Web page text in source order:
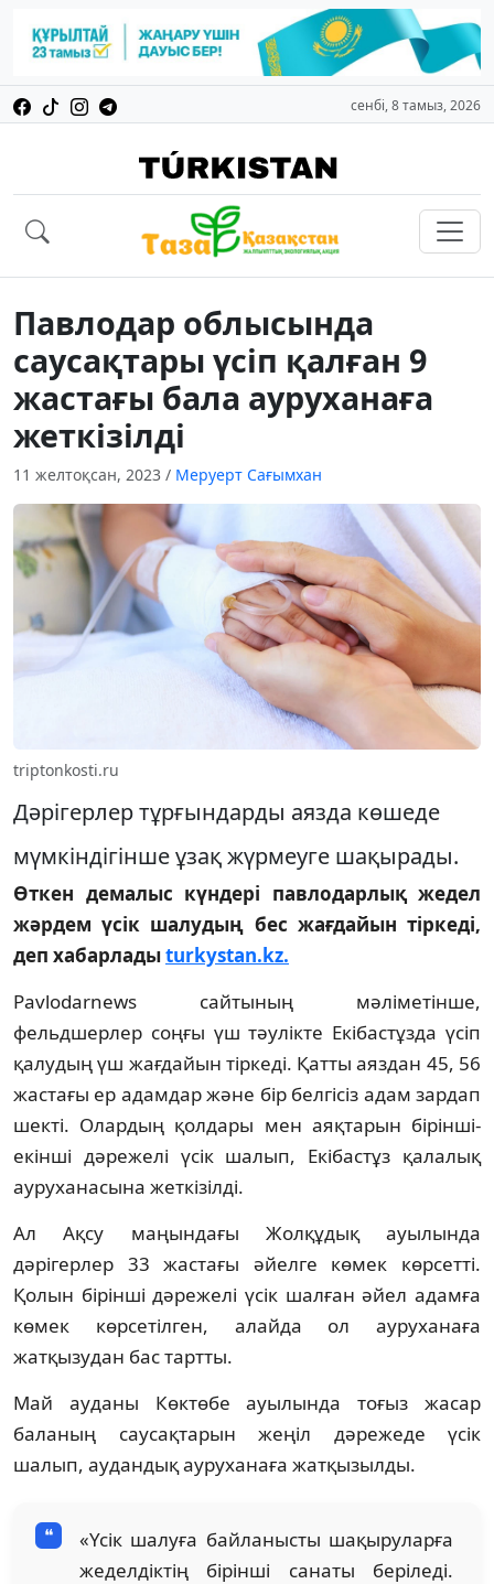
сенбі, 8 тамыз, 2026
Павлодар облысында
саусақтары үсіп қалған 9
жастағы бала ауруханаға
жеткізілді
11 желтоқсан, 2023 / Меруерт Сағымхан
triptonkosti.ru
Дәрігерлер тұрғындарды аязда көшеде
мүмкіндігінше ұзақ жүрмеуге шақырады.
Өткен демалыс күндері павлодарлық жедел
жәрдем үсік шалудың бес жағдайын тіркеді,
деп хабарладыturkystan.kz.
Рavlodarnews сайтының мәліметінше,
фельдшерлер соңғы үш тәулікте Екібастұзда үсіп
қалудың үш жағдайын тіркеді. Қатты аяздан 45, 56
жастағы ер адамдар және бір белгісіз адам зардап
шекті. Олардың қолдары мен аяқтарын бірінші-
екінші дәрежелі үсік шалып, Екібастұз қалалық
ауруханасына жеткізілді.
Ал Ақсу маңындағы Жолқұдық ауылында
дәрігерлер 33 жастағы әйелге көмек көрсетті.
Қолын бірінші дәрежелі үсік шалған әйел адамға
көмек көрсетілген, алайда ол ауруханаға
жатқызудан бас тартты.
Май ауданы Көктөбе ауылында тоғыз жасар
баланың саусақтарын жеңіл дәрежеде үсік
шалып, аудандық ауруханаға жатқызылды.
«Үсік шалуға байланысты шақыруларға
жеделдіктің бірінші санаты беріледі.